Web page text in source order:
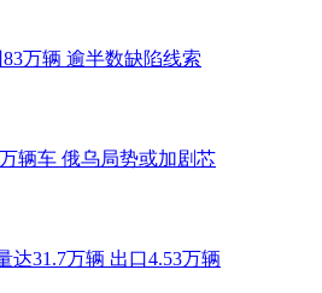
万辆 逾半数缺陷线索
辆车 俄乌局势或加剧芯
达31.7万辆 出口4.53万辆